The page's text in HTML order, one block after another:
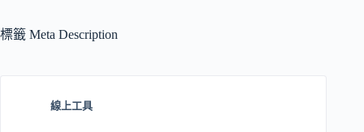
標籤 Meta Description
線上工具